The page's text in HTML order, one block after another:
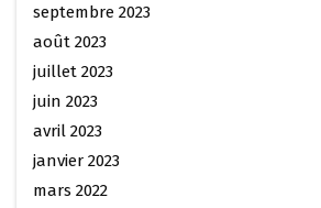
septembre 2023
août 2023
juillet 2023
juin 2023
avril 2023
janvier 2023
mars 2022